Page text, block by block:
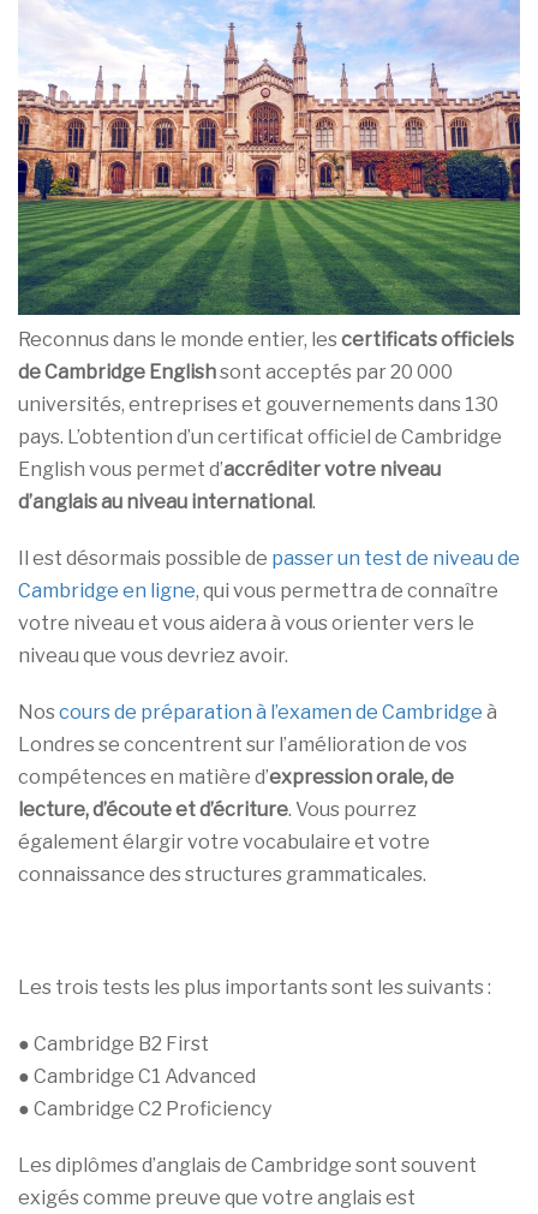
Reconnus dans le monde entier, les certificats officiels
de Cambridge Englishsont acceptés par 20 000
universités, entreprises et gouvernements dans 130
pays. L’obtention d’un certificat officiel de Cambridge
English vous permet d’accréditer votre niveau
d’anglais au niveau international .
Il est désormais possible de passer un test de niveau de
Cambridge en ligne, qui vous permettra de connaître
votre niveau et vous aidera à vous orienter vers le
niveau que vous devriez avoir.
Nos cours de préparation à l’examen de Cambridge à
Londres se concentrent sur l’amélioration de vos
compétences en matière d’expression orale, de
lecture, d’écoute et d’écriture. Vous pourrez
également élargir votre vocabulaire et votre
connaissance des structures grammaticales.
Les trois tests les plus importants sont les suivants :
● Cambridge B2 First
● Cambridge C1 Advanced
● Cambridge C2 Proficiency
Les diplômes d’anglais de Cambridge sont souvent
exigés comme preuve que votre anglais est